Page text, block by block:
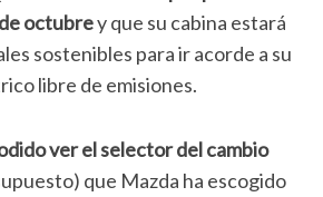
octubrey que su cabina estará
sostenibles para ir acorde a su
libre de emisiones.
ver el selector del cambio
que Mazda ha escogido